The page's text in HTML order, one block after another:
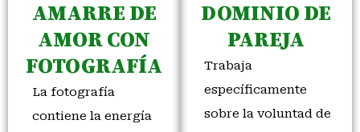
AMARRE DE
AMOR CON
FOTOGRAFÍA
La fotografía
contiene la energía
DOMINIO DE
PAREJA
Trabaja
específicamente
sobre la voluntad de